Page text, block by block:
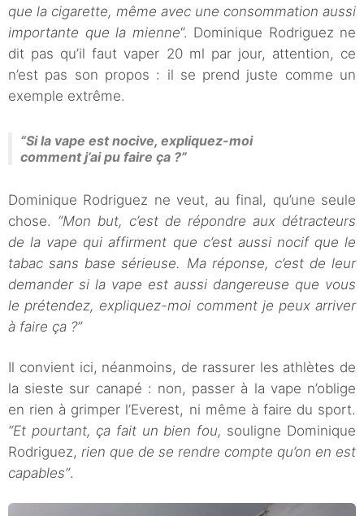
que la cigarette, même avec une consommation aussi
importante que la mienne“. Dominique Rodriguez ne
dit pas qu’il faut vaper 20 ml par jour, attention, ce
n’est pas son propos : il se prend juste comme un
exemple extrême.
“Si la vape est nocive, expliquez-moi
comment j’ai pu faire ça ?”
Dominique Rodriguez ne veut, au final, qu’une seule
chose. “Mon but, c’est de répondre aux détracteurs
de la vape qui affirment que c’est aussi nocif que le
tabac sans base sérieuse. Ma réponse, c’est de leur
demander si la vape est aussi dangereuse que vous
le prétendez, expliquez-moi comment je peux arriver
à faire ça ?”
Il convient ici, néanmoins, de rassurer les athlètes de
la sieste sur canapé : non, passer à la vape n’oblige
en rien à grimper l’Everest, ni même à faire du sport.
“Et pourtant, ça fait un bien fou, souligne Dominique
Rodriguez, rien que de se rendre compte qu’on en est
capables”.